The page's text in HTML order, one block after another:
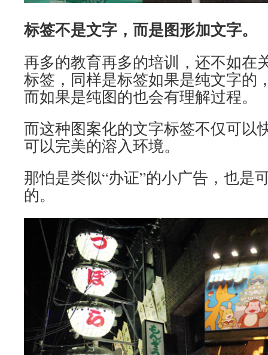
标签不是文字，而是图形加文字。
再多的教育再多的培训，还不如在
标签，同样是标签如果是纯文字的
而如果是纯图的也会有理解过程。
而这种图案化的文字标签不仅可以
可以完美的溶入环境。
那怕是类似“办证”的小广告，也是
的。